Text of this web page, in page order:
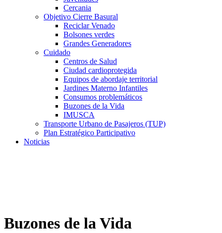
Cercania
Objetivo Cierre Basural
Reciclar Venado
Bolsones verdes
Grandes Generadores
Cuidado
Centros de Salud
Ciudad cardioprotegida
Equipos de abordaje territorial
Jardines Materno Infantiles
Consumos problemáticos
Buzones de la Vida
IMUSCA
Transporte Urbano de Pasajeros (TUP)
Plan Estratégico Participativo
Noticias
Buzones de la Vida